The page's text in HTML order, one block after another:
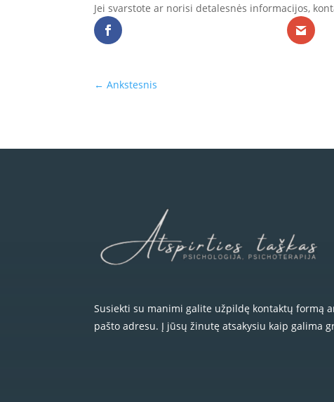
Jei svarstote ar norisi detalesnės informacijos,
←Ankstesnis
Susiekti su manimi galite užpildę kontaktų formą
pašto adresu. Į jūsų žinutę atsakysiu kaip galima